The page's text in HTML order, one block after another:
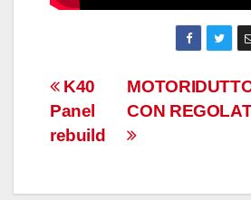
Navigazione
articoli
CON
K40
Panel
rebuild